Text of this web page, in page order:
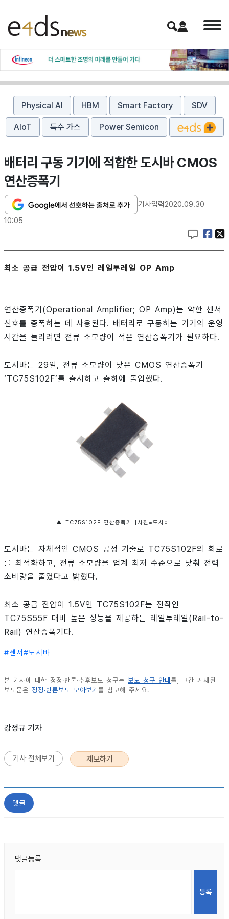
Physical AI HBM Smart Factory SDV
AIoT 특수 가스 Power Semicon
배터리 구동 기기에 적합한 도시바 CMOS
연산증폭기
기사입력2020.09.30
10:05
최소 공급 전압이 1.5V인 레일투레일 OP Amp
연산증폭기(Operational Amplifier; OP Amp)는 약한 센서
신호를 증폭하는 데 사용된다. 배터리로 구동하는 기기의 운영
시간을 늘리려면 전류 소모량이 적은 연산증폭기가 필요하다.
도시바는 29일, 전류 소모량이 낮은 CMOS 연산증폭기
‘TC75S102F’를 출시하고 출하에 돌입했다.
▲ TC75S102F 연산증폭기 [사진=도시바]
도시바는 자체적인 CMOS 공정 기술로 TC75S102F의 회로
를 최적화하고, 전류 소모량을 업계 최저 수준으로 낮춰 전력
소비량을 줄였다고 밝혔다.
최소 공급 전압이 1.5V인 TC75S102F는 전작인
TC75S55F 대비 높은 성능을 제공하는 레일투레일(Rail-to-
Rail) 연산증폭기다.
#센서 #도시바
본 기사에 대한 정정·반론·추후보도 청구는 보도 청구 안내 를, 그간 게재된
보도문은 정정·반론보도 모아보기 를 참고해 주세요.
강정규 기자
기사 전체보기 제보하기
댓글
댓글등록